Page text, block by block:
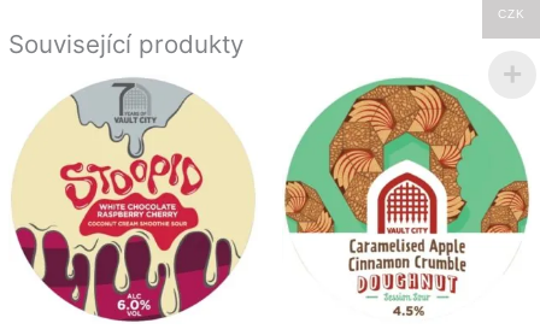
Související produkty
CZK